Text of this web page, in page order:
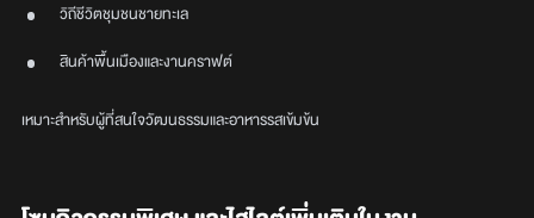
วิถีชีวิตชุมชนชายทะเล
สินค้าพื้นเมืองและงานคราฟต์
เหมาะสำหรับผู้ที่สนใจวัฒนธรรมและอาหารรสเข้มข้น